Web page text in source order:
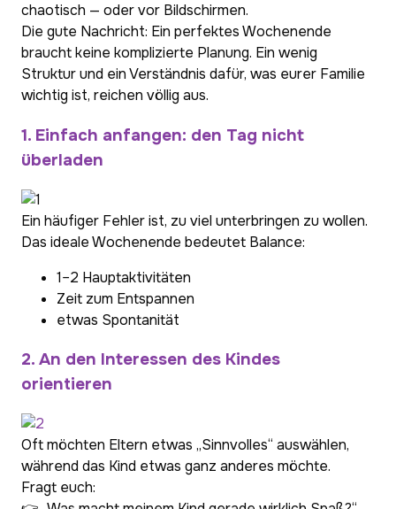
chaotisch — oder vor Bildschirmen.
Die gute Nachricht: Ein perfektes Wochenende
braucht keine komplizierte Planung. Ein wenig
Struktur und ein Verständnis dafür, was eurer Familie
wichtig ist, reichen völlig aus.
1. Einfach anfangen: den Tag nicht
überladen
Ein häufiger Fehler ist, zu viel unterbringen zu wollen.
Das ideale Wochenende bedeutet Balance:
1–2 Hauptaktivitäten
Zeit zum Entspannen
etwas Spontanität
2. An den Interessen des Kindes
orientieren
Oft möchten Eltern etwas „Sinnvolles“ auswählen,
während das Kind etwas ganz anderes möchte.
Fragt euch: